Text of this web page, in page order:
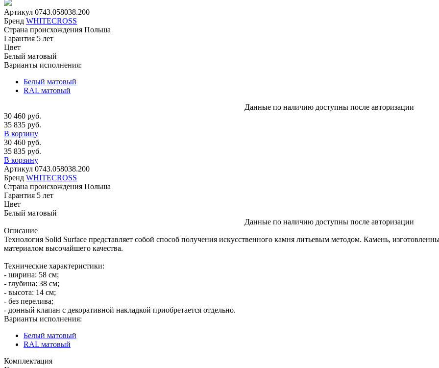
Артикул 0743.058038.200
Бренд WHITECROSS
Страна происхождения Польша
Гарантия 5 лет
Цвет
Белый матовый
Варианты исполнения:
Белый матовый
RAL матовый
Данные по наличию доступны после авторизации
30 460 руб.
35 835 руб.
В корзину
30 460 руб.
35 835 руб.
В корзину
Артикул 0743.058038.200
Бренд WHITECROSS
Страна происхождения Польша
Гарантия 5 лет
Цвет
Белый матовый
Данные по наличию доступны после авторизации
Описание
Технология Solid Surface представляет собой способ получения искусственного камня литьевым методом. Камень,
материалом высочайшего качества.
Технические характеристики:
- ширина: 58 см;
- глубина: 38 см;
- высота: 14 см;
- без перелива;
- донный клапан с декоративной накладкой приобретается отдельно.
Варианты исполнения:
Белый матовый
RAL матовый
Комплектация